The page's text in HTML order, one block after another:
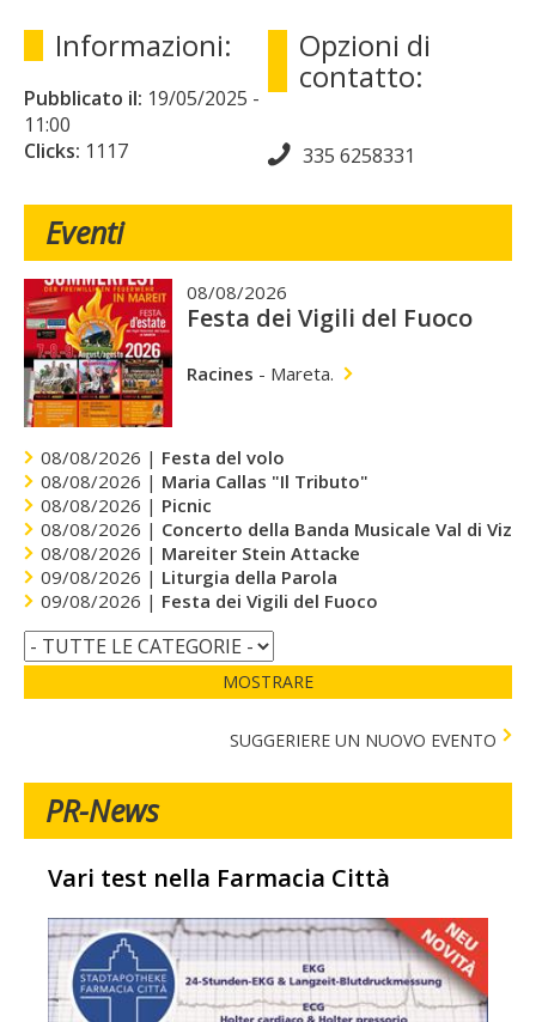
Informazioni:
Pubblicato il: 19/05/2025 -
11:00
Clicks: 1117
Opzioni di
contatto:
335 6258331
Eventi
08/08/2026
Festa dei Vigili del Fuoco
Racines - Mareta.
08/08/2026 | Festa del volo
08/08/2026 | Maria Callas "Il Tributo"
08/08/2026 | Picnic
08/08/2026 | Concerto della Banda Musicale Val di Vizze
08/08/2026 | Mareiter Stein Attacke
09/08/2026 | Liturgia della Parola
09/08/2026 | Festa dei Vigili del Fuoco
MOSTRARE
SUGGERIERE UN NUOVO EVENTO
PR-News
Vari test nella Farmacia Città